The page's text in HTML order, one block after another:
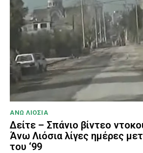
ΑΝΩ ΛΙΟΣΙΑ
Δείτε – Σπάνιο βίντεο
Άνω Λιόσια λίγες ημέρες
του ‘99